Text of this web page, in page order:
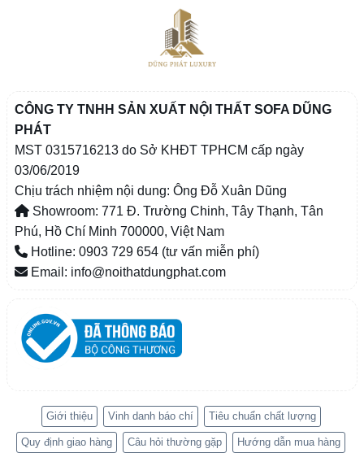
CÔNG TY TNHH SẢN XUẤT NỘI THẤT SOFA DŨNG
PHÁT
MST 0315716213 do Sở KHĐT TPHCM cấp ngày
03/06/2019
Chịu trách nhiệm nội dung: Ông Đỗ Xuân Dũng
Showroom: 771 Đ. Trường Chinh, Tây Thạnh, Tân
Phú, Hồ Chí Minh 700000, Việt Nam
Hotline: 0903 729 654 (tư vấn miễn phí)
Email: info@noithatdungphat.com
Giới thiệu Vinh danh báo chí Tiêu chuẩn chất lượng
Quy định giao hàng Câu hỏi thường gặp Hướng dẫn mua hàng